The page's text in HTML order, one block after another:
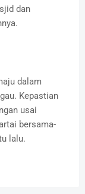
dan
dalam
Kepastian
usai
bersama-
lalu.